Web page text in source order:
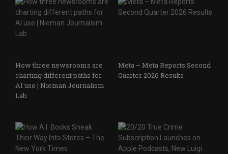
How three newsrooms are
charting different paths for
AI use | Nieman Journalism
Lab
Meta – Meta Reports Second
Quarter 2026 Results